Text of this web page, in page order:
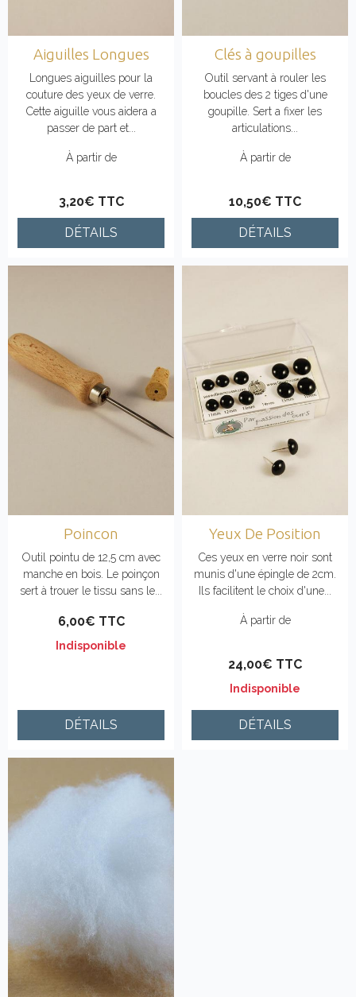
Aiguilles Longues
Longues aiguilles pour la
couture des yeux de verre.
Cette aiguille vous aidera a
passer de part et...
À partir de
3,20€ TTC
DÉTAILS
Clés à goupilles
Outil servant à rouler les
boucles des 2 tiges d'une
goupille. Sert a fixer les
articulations...
À partir de
10,50€ TTC
DÉTAILS
Poincon
Outil pointu de 12,5 cm avec
manche en bois. Le poinçon
sert à trouer le tissu sans le...
6,00€ TTC
Indisponible
DÉTAILS
Yeux De Position
Ces yeux en verre noir sont
munis d'une épingle de 2cm.
Ils facilitent le choix d'une...
À partir de
24,00€ TTC
Indisponible
DÉTAILS